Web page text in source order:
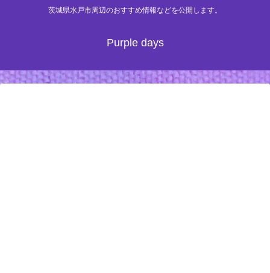
茨城県水戸市周辺のおすすめ情報などを公開します。
Purple days